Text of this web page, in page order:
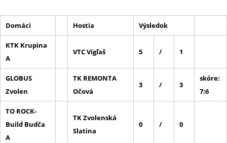
Domáci Hostia Výsledok
KTK Krupina
A
VTC Vígľaš 5 / 1
GLOBUS
Zvolen
TK REMONTA
Očová
3 / 3
skóre:
7:6
TO ROCK-
Build Budča
A
TK Zvolenská
Slatina
0 / 0